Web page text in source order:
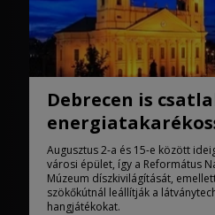
Debrecen is
intézkedésekhez
Augusztus 2-a és 15-e között
városi épület, így a Református
Múzeum díszkivilágítását,
szökőkútnál leállítják a
hangjátékokat.